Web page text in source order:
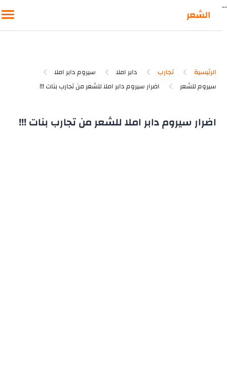
الشعر
الرئيسية تجارب دابر املا
سيروم دابر املا
سيروم للشعر
اضرار سيروم دابر املا للشعر من تجارب بنات !!!